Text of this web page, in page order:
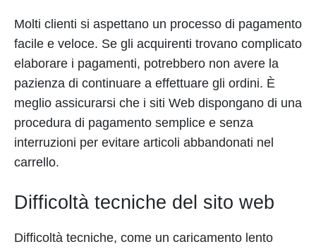
Molti clienti si aspettano un processo di pagamento
facile e veloce. Se gli acquirenti trovano complicato
elaborare i pagamenti, potrebbero non avere la
pazienza di continuare a effettuare gli ordini. È
meglio assicurarsi che i siti Web dispongano di una
procedura di pagamento semplice e senza
interruzioni per evitare articoli abbandonati nel
carrello.
Difficoltà tecniche del sito web
Difficoltà tecniche, come un caricamento lento